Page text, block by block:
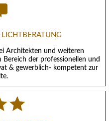
LICHTBERATUNG
Architekten und weiteren
der professionellen und
& gewerblich- kompetent zur